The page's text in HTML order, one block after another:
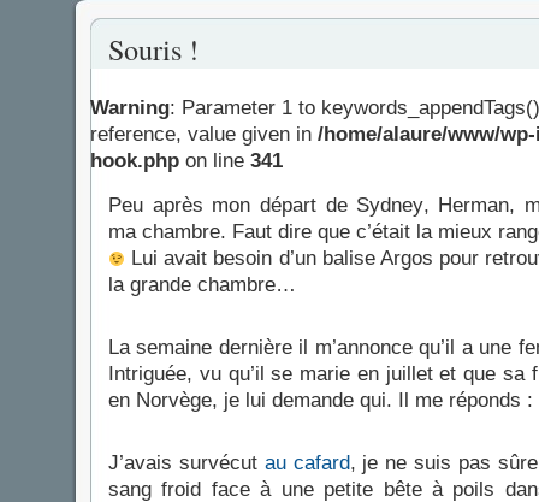
Souris !
Warning: Parameter 1 to
reference, value given in /home/alaure/www/
hook.php on line 341
Peu après mon départ de Sydney, Herman,
ma chambre. Faut dire que c’était la mieux
Lui avait besoin d’un balise Argos pour
la grande chambre…
La semaine dernière il m’annonce qu’il a une
Intriguée, vu qu’il se marie en juillet et que sa
en Norvège, je lui demande qui. Il me réponds
J’avais survécut au cafard, je ne suis pas
sang froid face à une petite bête à poils